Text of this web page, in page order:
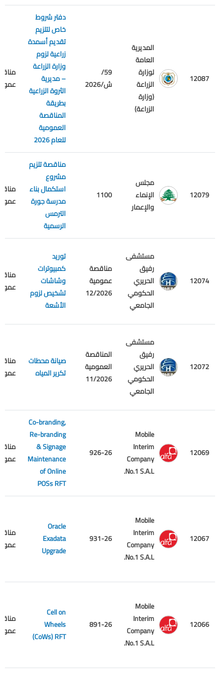
12087
المديرية
العامة
لوزارة
الزراعة
(وزارة
الزراعة)
59/
ش/2026
دفتر شروط
خاص لتلزيم
تقديم أسمدة
زراعية لزوم
وزارة الزراعة
– مديرية
الثروة الزراعية
بطريقة
المناقصة
العمومية
للعام 2026
12079
مجلس
الإنماء
والإعمار
1100
مناقصة تلزيم
مشروع
استكمال بناء
مدرسة جورة
الترمس
الرسمية
12074
مستشفى
رفيق
الحريري
الحكومي
الجامعي
مناقصة
عمومية
12/2026
توريد
كمبيوترات
وشاشات
تشخيص لزوم
الأشعة
12072
مستشفى
رفيق
الحريري
الحكومي
الجامعي
المناقصة
العمومية
11/2026
صيانة محطات
تكرير المياه
12069
Mobile
Interim
Company
No.1 S.A.L.
926-26
Co-branding,
Re-branding
& Signage
Maintenance
of Online
POSs RFT
12067
Mobile
Interim
Company
No.1 S.A.L.
931-26
Oracle
Exadata
Upgrade
12066
Mobile
Interim
Company
No.1 S.A.L.
891-26
Cell on
Wheels
(CoWs) RFT